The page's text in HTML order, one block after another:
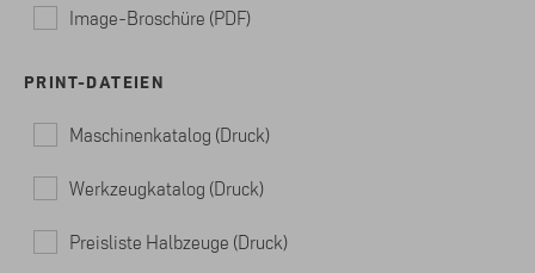
Image-Broschüre (PDF)
PRINT-DATEIEN
Maschinenkatalog (Druck)
Werkzeugkatalog (Druck)
Preisliste Halbzeuge (Druck)